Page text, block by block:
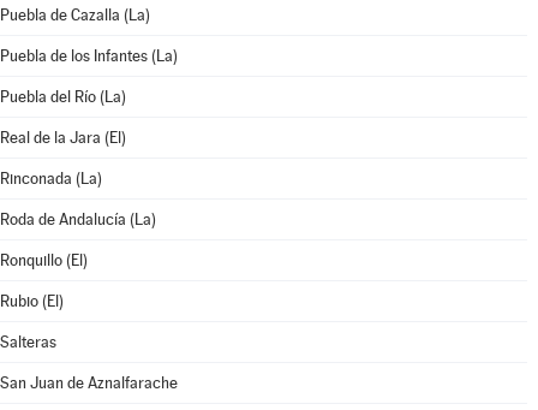
Puebla de Cazalla (La)
Puebla de los Infantes (La)
Puebla del Río (La)
Real de la Jara (El)
Rinconada (La)
Roda de Andalucía (La)
Ronquillo (El)
Rubio (El)
Salteras
San Juan de Aznalfarache